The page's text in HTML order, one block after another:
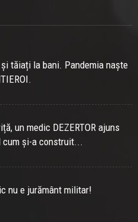
tăiați la bani. Pandemia naște
un medic DEZERTOR ajuns
cum și-a construit...
nu e jurământ militar!